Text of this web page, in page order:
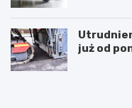
już od